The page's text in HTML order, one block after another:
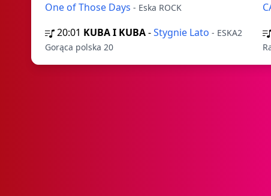
One of Those Days - Eska ROCK
20:01 KUBA I KUBA-Stygnie Lato - ESKA2
Gorąca polska 20